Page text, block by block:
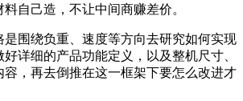
自己造，不让中间商赚差价。
围绕负重、速度等方向去研究如何实现
详细的产品功能定义，以及整机尺寸、
容，再去倒推在这一框架下要怎么改进才